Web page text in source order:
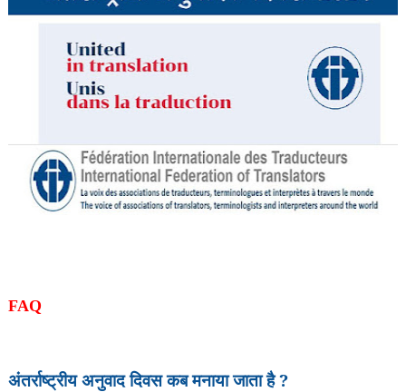
FAQ
अंतर्राष्ट्रीय अनुवाद दिवस कब मनाया जाता है?